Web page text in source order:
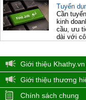
Tuyển
Cần
kinh
cầu, ưu
dài với
Giới thiệu Khathy.vn
Giới thiệu thương
Chính sách chung